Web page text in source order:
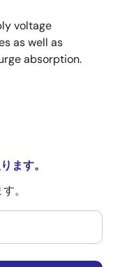
voltage
as well as
absorption.
ます。
。